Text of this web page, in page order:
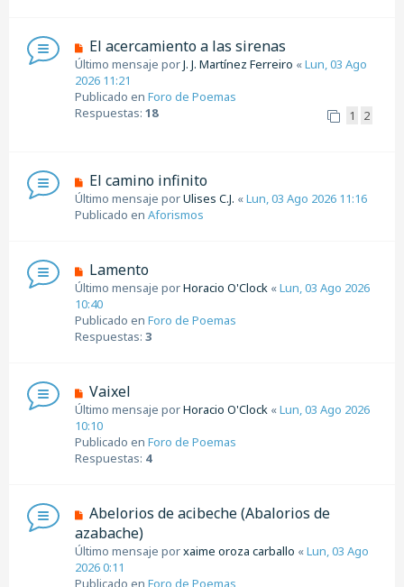
s
a
j
e
N
u
e
v
o
s
a
j
e
El acercamiento a las sirenas
Último mensaje porJ. J. Martínez Ferreiro «Lun, 03 Ago
2026 11:21
Publicado en Foro de Poemas
Respuestas: 18 1 2
N
u
e
e
n
s
a
j
El camino infinito
Último mensaje porUlises C.J. «Lun, 03 Ago 2026 11:16
Publicado en Aforismos
N
u
e
v
o
s
a
j
e
Lamento
Último mensaje porHoracio O'Clock «Lun, 03 Ago 2026
10:40
Publicado en Foro de Poemas
Respuestas: 3
N
u
e
v
o
s
a
j
e
Vaixel
Último mensaje porHoracio O'Clock «Lun, 03 Ago 2026
10:10
Publicado en Foro de Poemas
Respuestas: 4
N
e
v
o
Abelorios de acibeche (Abalorios de
azabache)
Último mensaje porxaime oroza carballo «Lun, 03 Ago
2026 0:11
Publicado en Foro de Poemas